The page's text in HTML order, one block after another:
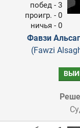
побед - 3
проигр. - 0
ничья - 0
Фавзи
(Fawzi